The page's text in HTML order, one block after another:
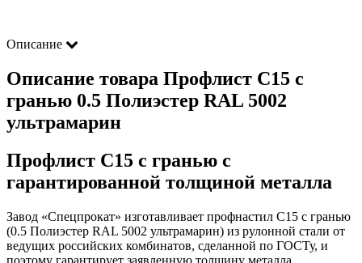
Описание
Описание товара Профлист С15 с
гранью 0.5 Полиэстер RAL 5002
ультрамарин
Профлист С15 с гранью с
гарантированной толщиной металла
Завод «Спецпрокат» изготавливает профнастил С15 с гранью
(0.5 Полиэстер RAL 5002 ультрамарин) из рулонной стали от
ведущих российских комбинатов, сделанной по ГОСТу, и
поэтому гарантирует заявленную толщину металла,